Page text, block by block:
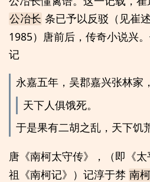
公冶长 条已予以反驳（见崔
1985）唐前后，传奇小说兴
记
永嘉五年，吴郡嘉兴张林家
天下人俱饿死。
于是果有二胡之乱，天下饥
唐《南柯太守传》，（即《太
祖《南柯记》）记淳于棼 南